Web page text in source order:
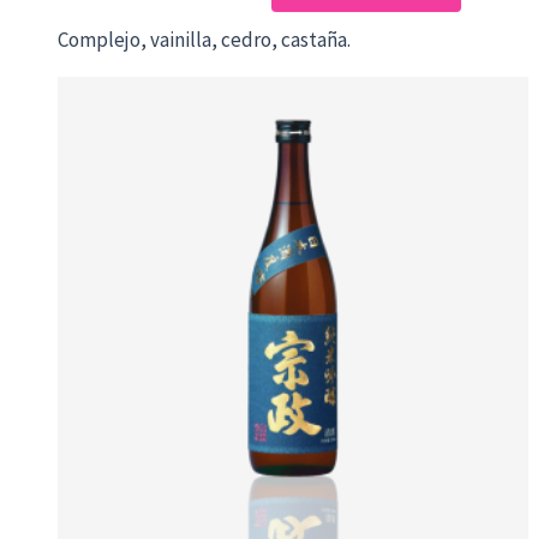
Complejo, vainilla, cedro, castaña.